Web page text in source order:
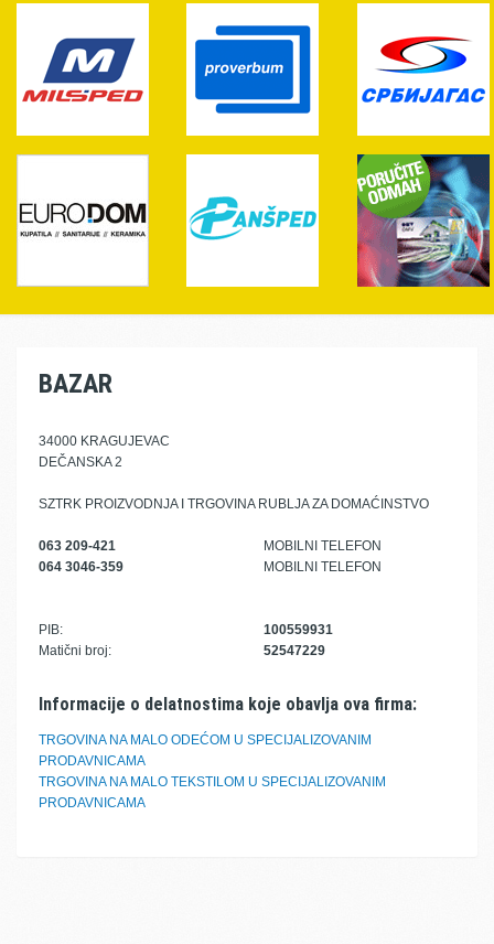
BAZAR
34000 KRAGUJEVAC
DEČANSKA 2
SZTRK PROIZVODNJA I TRGOVINA RUBLJA ZA DOMAĆINSTVO
063 209-421
MOBILNI TELEFON
064 3046-359
MOBILNI TELEFON
PIB:
100559931
Matični broj:
52547229
Informacije o delatnostima koje obavlja ova firma:
TRGOVINA NA MALO ODEĆOM U SPECIJALIZOVANIM
PRODAVNICAMA
TRGOVINA NA MALO TEKSTILOM U SPECIJALIZOVANIM
PRODAVNICAMA